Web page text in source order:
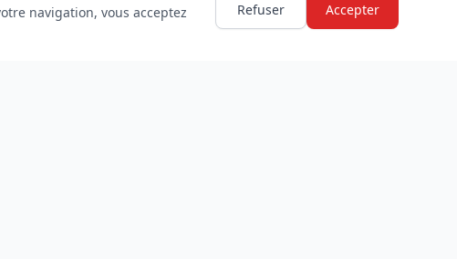
navigation, vous acceptez
Refuser Accepter